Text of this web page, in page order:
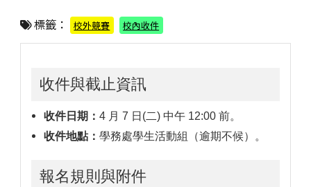
標籤： 校外競賽 校內收件
收件與截止資訊
收件日期：4 月 7 日(二) 中午 12:00 前。
收件地點：學務處學生活動組（逾期不候）。
報名規則與附件